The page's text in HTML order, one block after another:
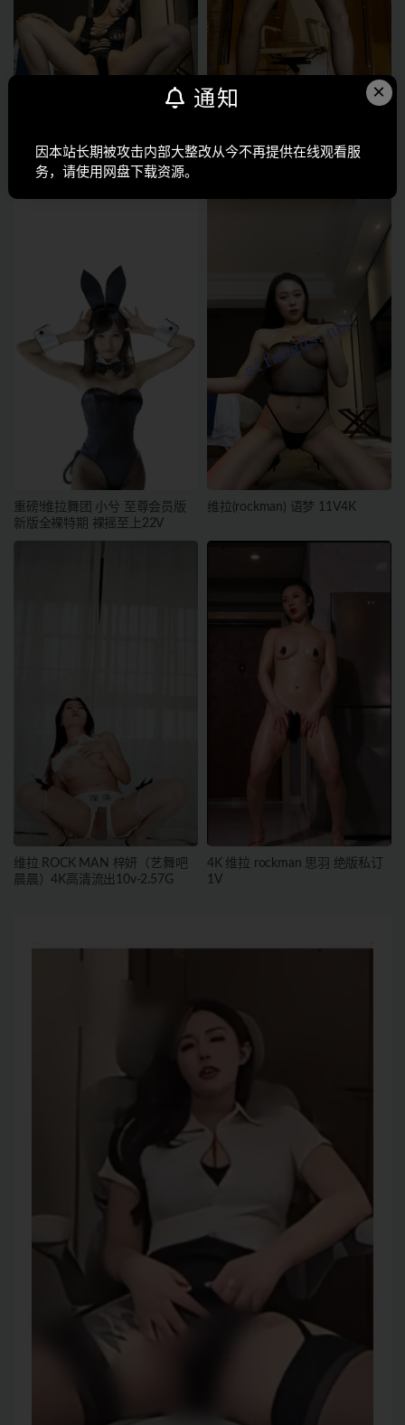
新维拉 语梦 私定流出3期
11V【15.8G】
新维拉 语梦 私定流出2期
重磅!维拉舞团 小兮 至尊会员版
新版全裸特期 裸摇至上22V
维拉(rockman) 语梦 11V4K
维拉 ROCK MAN 梓妍（艺舞吧
晨晨）4K高清流出10v-2.57G
4K 维拉 rockman 思羽 绝版私订
1V
×
通知
因本站长期被攻击内部大整改从今不再提供在线观看服
务，请使用网盘下载资源。